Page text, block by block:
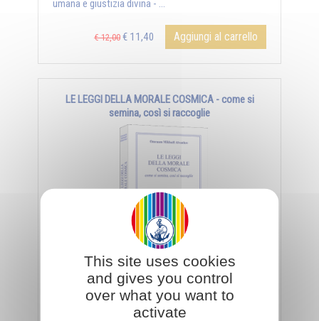
umana e giustizia divina - ...
€ 12,00 € 11,40 Aggiungi al carrello
LE LEGGI DELLA MORALE COSMICA - come si
semina, così si raccoglie
- Non fermatevi a metà strada - Saper utilizzare le
proprie energie - Come ottenere la quintessenza -
La morale della sorgente - ...
This site uses cookies
and gives you control
over what you want to
activate